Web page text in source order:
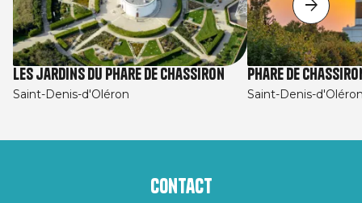
Les jardins du Phare de Chassiron
Saint-Denis-d'Oléron
Phare de
Saint-Denis-
Contact